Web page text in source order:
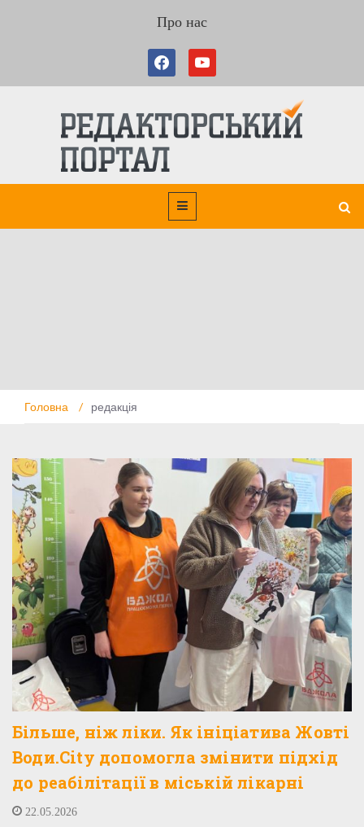
Про нас
Головна / редакція
Більше, ніж ліки. Як ініціатива Жовті
Води.City допомогла змінити підхід
до реабілітації в міській лікарні
22.05.2026